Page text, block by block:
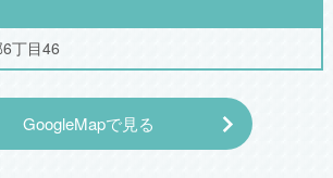
丁目46
GoogleMapで見る